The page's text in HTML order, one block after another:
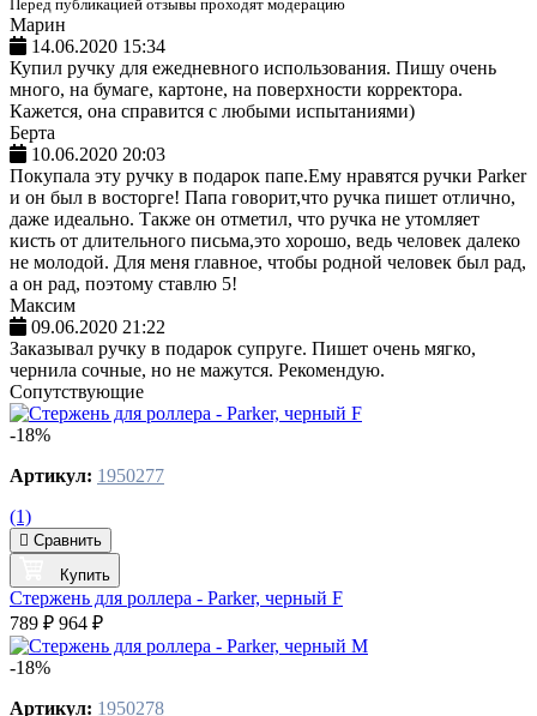
Перед публикацией отзывы проходят модерацию
Марин
14.06.2020 15:34
Купил ручку для ежедневного использования. Пишу очень
много, на бумаге, картоне, на поверхности корректора.
Кажется, она справится с любыми испытаниями)
Берта
10.06.2020 20:03
Покупала эту ручку в подарок папе.Ему нравятся ручки Parker
и он был в восторге! Папа говорит,что ручка пишет отлично,
даже идеально. Также он отметил, что ручка не утомляет
кисть от длительного письма,это хорошо, ведь человек далеко
не молодой. Для меня главное, чтобы родной человек был рад,
а он рад, поэтому ставлю 5!
Максим
09.06.2020 21:22
Заказывал ручку в подарок супруге. Пишет очень мягко,
чернила сочные, но не мажутся. Рекомендую.
Сопутствующие
-18%
Артикул: 1950277
(1)
Сравнить
Купить
Стержень для роллера - Parker, черный F
789 ₽ 964 ₽
-18%
Артикул: 1950278